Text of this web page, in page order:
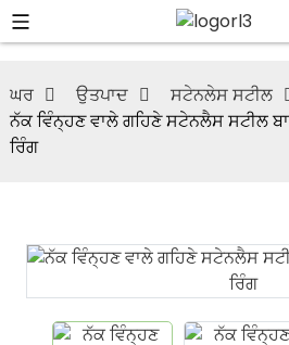
ਘਰ ਉਤਪਾਦ ਸਟੇਨਲੇਸ ਸਟੀਲ
ਨੱਕ ਵਿੰਨ੍ਹਣ ਵਾਲੇ ਗਹਿਣੇ ਸਟੇਨਲੈਸ ਸਟੀਲ
ਰਿੰਗ